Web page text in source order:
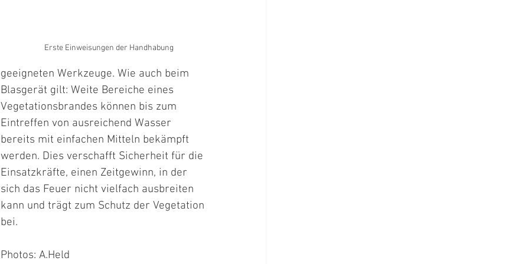
Erste Einweisungen der Handhabung
geeigneten Werkzeuge. Wie auch beim
Blasgerät gilt: Weite Bereiche eines
Vegetationsbrandes können bis zum
Eintreffen von ausreichend Wasser
bereits mit einfachen Mitteln bekämpft
werden. Dies verschafft Sicherheit für die
Einsatzkräfte, einen Zeitgewinn, in der
sich das Feuer nicht vielfach ausbreiten
kann und trägt zum Schutz der Vegetation
bei.
Photos: A.Held